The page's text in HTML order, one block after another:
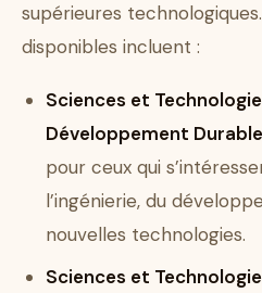
supérieures
disponibles incluent :
Sciences et
Développement
pour ceux qui
l’ingénierie, du
nouvelles technologies.
Sciences et